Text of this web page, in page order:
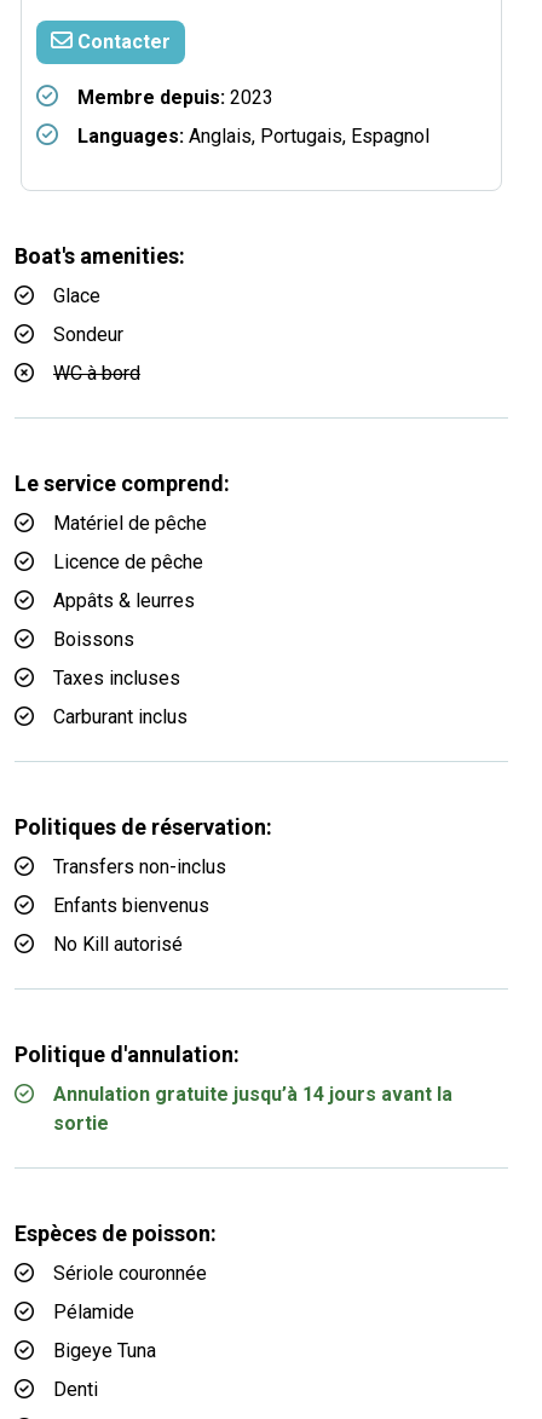
Contacter
Membre depuis: 2023
Languages: Anglais, Portugais, Espagnol
Boat's amenities:
Glace
Sondeur
WC à bord
Le service comprend:
Matériel de pêche
Licence de pêche
Appâts & leurres
Boissons
Taxes incluses
Carburant inclus
Politiques de réservation:
Transfers non-inclus
Enfants bienvenus
No Kill autorisé
Politique d'annulation:
Annulation gratuite jusqu’à 14 jours avant la
sortie
Espèces de poisson:
Sériole couronnée
Pélamide
Bigeye Tuna
Denti